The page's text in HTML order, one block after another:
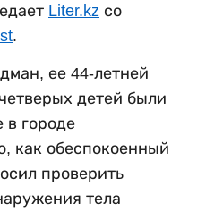
Liter.kz со
.
ее 44-летней
детей были
в городе
как обеспокоенный
проверить
тела